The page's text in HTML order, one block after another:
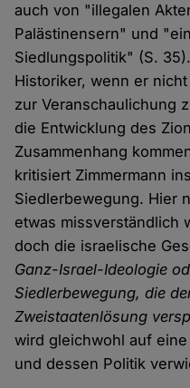
auch von "illegalen
Palästinensern" und
Siedlungspolitik" (S.
Historiker, wenn er
zur Veranschaulichung
die Entwicklung des
Zusammenhang
kritisiert Zimmermann
Siedlerbewegung. Hier
etwas missverständlich
doch die israelische
Ganz-Israel-Ideologie
Siedlerbewegung, die
Zweistaatenlösung
wird gleichwohl auf
und dessen Politik